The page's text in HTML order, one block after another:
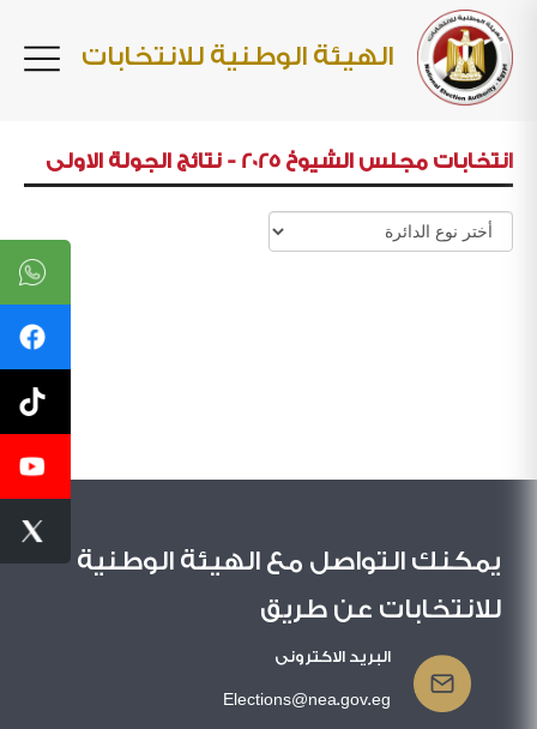
الهيئة الوطنية للانتخابات
انتخابات مجلس الشيوخ 2025 - نتائج الجولة الاولى
يمكنك التواصل مع الهيئة الوطنية
للانتخابات عن طريق
البريد الاكترونى
Elections@nea.gov.eg